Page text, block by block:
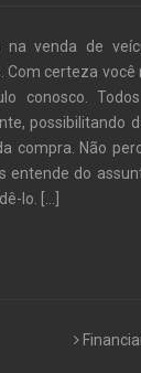
na venda de
Com certeza você
conosco.
possibilitando
compra. Não
entende do
lo.